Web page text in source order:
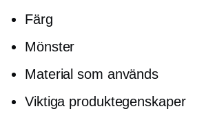
Färg
Mönster
Material som används
Viktiga produktegenskaper